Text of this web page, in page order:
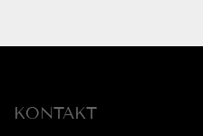
KONTAKT